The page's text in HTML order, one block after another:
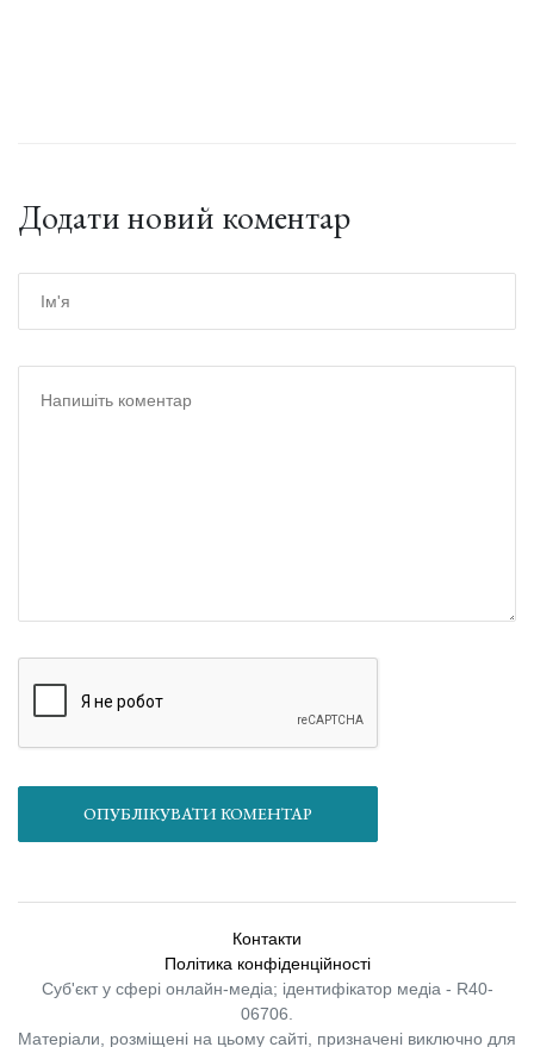
Додати новий коментар
ОПУБЛІКУВАТИ КОМЕНТАР
Контакти
Політика конфіденційності
Суб'єкт у сфері онлайн-медіа; ідентифікатор медіа - R40-
06706.
Матеріали, розміщені на цьому сайті, призначені виключно для